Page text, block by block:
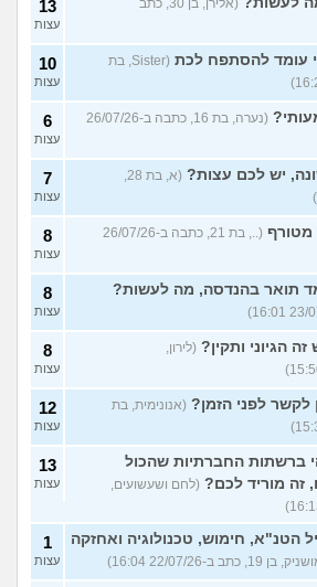
(אלירן, בן 30, כתב
13
עצות
עומד להסתפח לכת
(Sister, בת
10
עצות
(נערה, בת 16, כתבה ב-26/07/26
6
עצות
יש לכם עצות?
(א, בת 28,
7
עצות
מטורף
(.., בת 21, כתבה ב-26/07/26
8
עצות
תואר בהנדסה, מה לעשות? 8
עצות
הגיוני ותקין? (לירון,
8
עצות
לקשר לפני הזמן? (אנונימית, בת
12
עצות
ברשתות החברתיות שהכול
זה מוריד לכם? (לחם ושעשועים,
13
עצות
הטנ"א, חימוש, טכנולוגיה ואחזקה
19, כתב ב-22/07/26 16:04)
1
עצות